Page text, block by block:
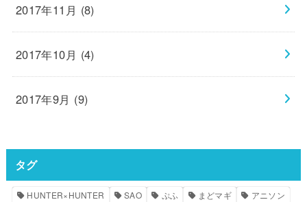
2017年11月 (8)
2017年10月 (4)
2017年9月 (9)
タグ
HUNTER×HUNTER SAO ぷふ まどマギ
アニソン